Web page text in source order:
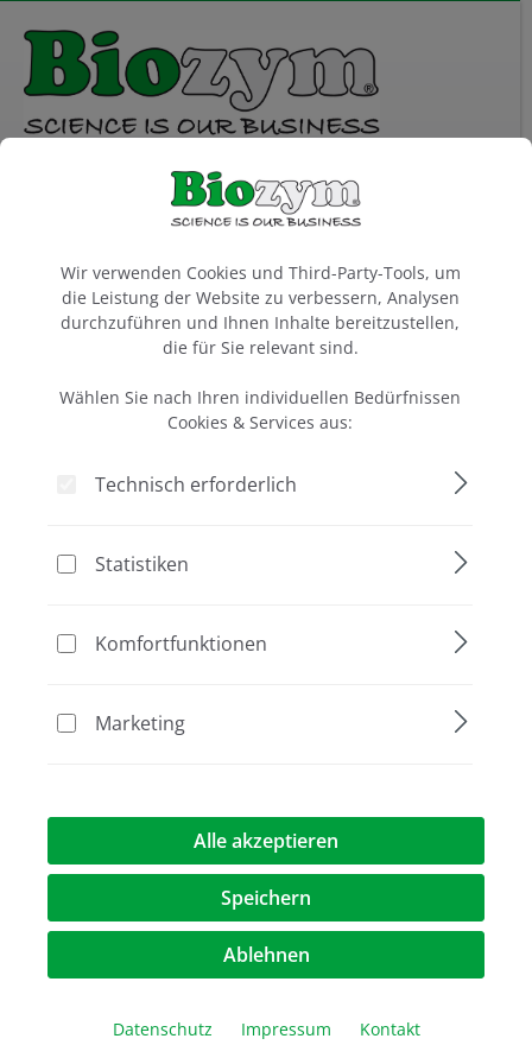
springen
Sie haben 0 Artikel
Artikel filtern
und Rotatoren
Informationen
Über Biozym
Newsletter
Abonnieren Sie den kostenlosen Newsletter und verpassen
Sie keine Neuigkeit oder Aktion mehr von Biozym Scientific
Wir verwenden Cookies und Third-Party-Tools, um
die Leistung der Website zu verbessern, Analysen
durchzuführen und Ihnen Inhalte bereitzustellen,
die für Sie relevant sind.
Wählen Sie nach Ihren individuellen Bedürfnissen
Cookies & Services aus:
Technisch erforderlich
Statistiken
Komfortfunktionen
Marketing
Alle akzeptieren
Speichern
Ablehnen
Datenschutz Impressum Kontakt